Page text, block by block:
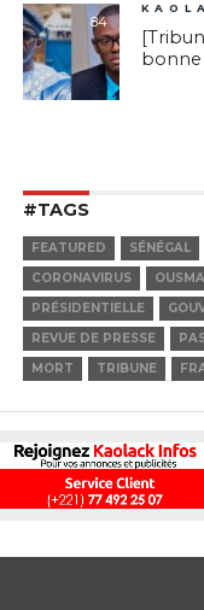
84
bonne
#TAGS
FEATURED SÉNÉGAL
CORONAVIRUS
PRÉSIDENTIELLE
REVUE DE PRESSE
MORT
TRIBUNE